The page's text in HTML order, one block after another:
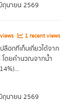
นายน 2569
1 recent views
อกที่เก็บเกี่ยวได้จาก
โดยคำนวณจากน้ำ
นายน 2569